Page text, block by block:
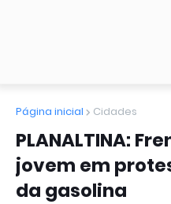
Página inicial Cidades
PLANALTINA:
jovem em
da gasolina